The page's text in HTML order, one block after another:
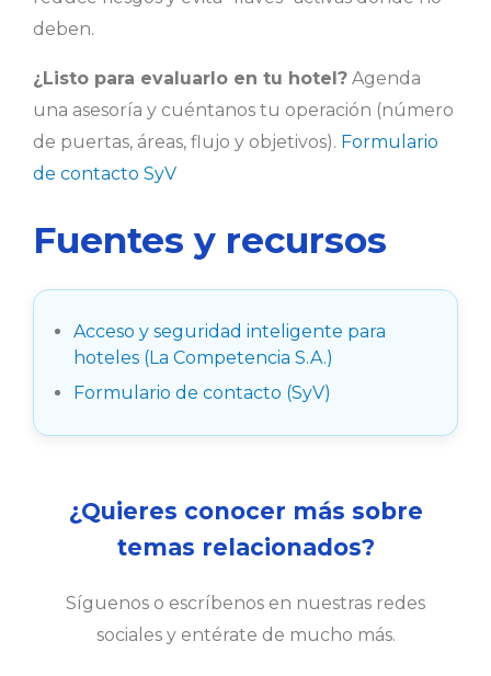
deben.
¿Listo para evaluarlo en tu hotel? Agenda
una asesoría y cuéntanos tu operación (número
de puertas, áreas, flujo y objetivos). Formulario
de contacto SyV
Fuentes y recursos
Acceso y seguridad inteligente para
hoteles (La Competencia S.A.)
Formulario de contacto (SyV)
¿Quieres conocer más sobre
temas relacionados?
Síguenos o escríbenos en nuestras redes
sociales y entérate de mucho más.